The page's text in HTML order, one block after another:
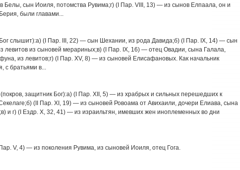
Белы, сын Иоиля, потомства Рувима;г) (I Пар. VIII, 13) — из сынов Елпаала, он и
были главами...
слышит):а) (I Пар. III, 22) — сын Шехании, из рода Давида;б) (I Пар. IX, 14) — сын
левитов из сыновей мерариных;в) (I Пар. IX, 16) — отец Овадии, сына Галала,
из левитов;г) (I Пар. XV, 8) — из сыновей Елисафановых. Как начальник
с братьями в...
защитник Бог):а) (I Пар. XII, 5) — из храбрых и сильных перешедших к
(II Пар. XI, 19) — из сыновей Ровоама от Авихаили, дочери Елиава, сына
и г) (I Ездр. X, 32, 41) — из израильтян, имевших жен иноплеменных во дни
V, 4) — из поколения Рувима, из сыновей Иоиля, отец Гога.